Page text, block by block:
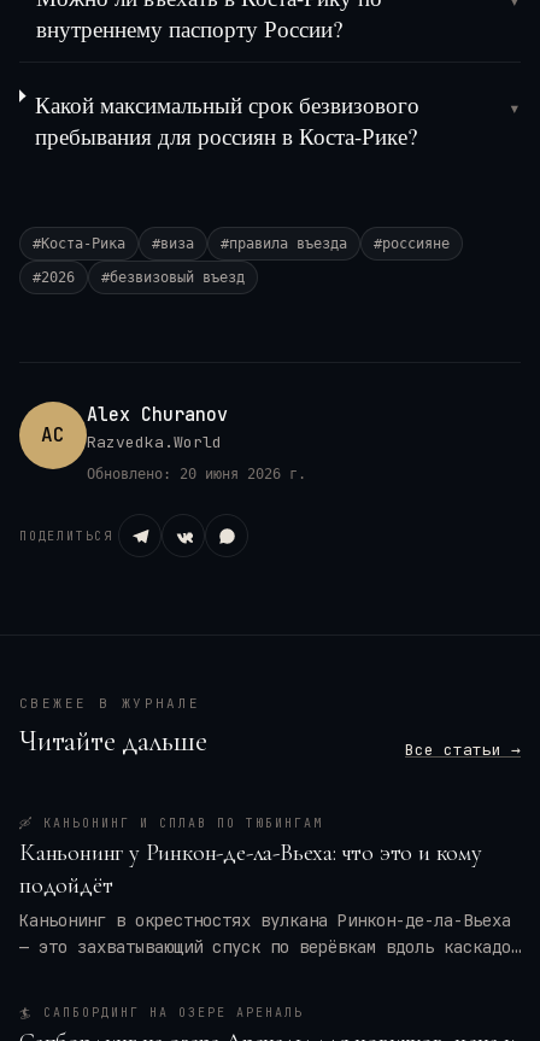
внутреннему паспорту России?
Какой максимальный срок безвизового
пребывания для россиян в Коста-Рике?
▾
#Коста-Рика #виза #правила въезда #россияне
#2026 #безвизовый въезд
AC
Alex Churanov
Razvedka.World
Обновлено: 20 июня 2026 г.
ПОДЕЛИТЬСЯ
СВЕЖЕЕ В ЖУРНАЛЕ
Читайте дальше Все статьи →
🛶 КАНЬОНИНГ И СПЛАВ ПО ТЮБИНГАМ
Каньонинг у Ринкон-де-ла-Вьеха: что это и кому
подойдёт
Каньонинг в окрестностях вулкана Ринкон-де-ла-Вьеха
— это захватывающий спуск по верёвкам вдоль каскадов
новичков или только для профи? Мы разберём программу
🏄 САПБОРДИНГ НА ОЗЕРЕ АРЕНАЛЬ